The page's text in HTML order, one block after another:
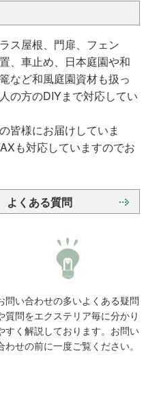
ス屋根、門扉、フェン
、車止め、日本庭園や和
など和風庭園資材も扱っ
の方のDIYまで対応してい
皆様にお届けしていま
も対応していますのでお
よくある質問
問い合わせの多いよくある疑問
質問をエクステリア毎に分かり
すく解説しております。お問い
わせの前に一度ご覧ください。